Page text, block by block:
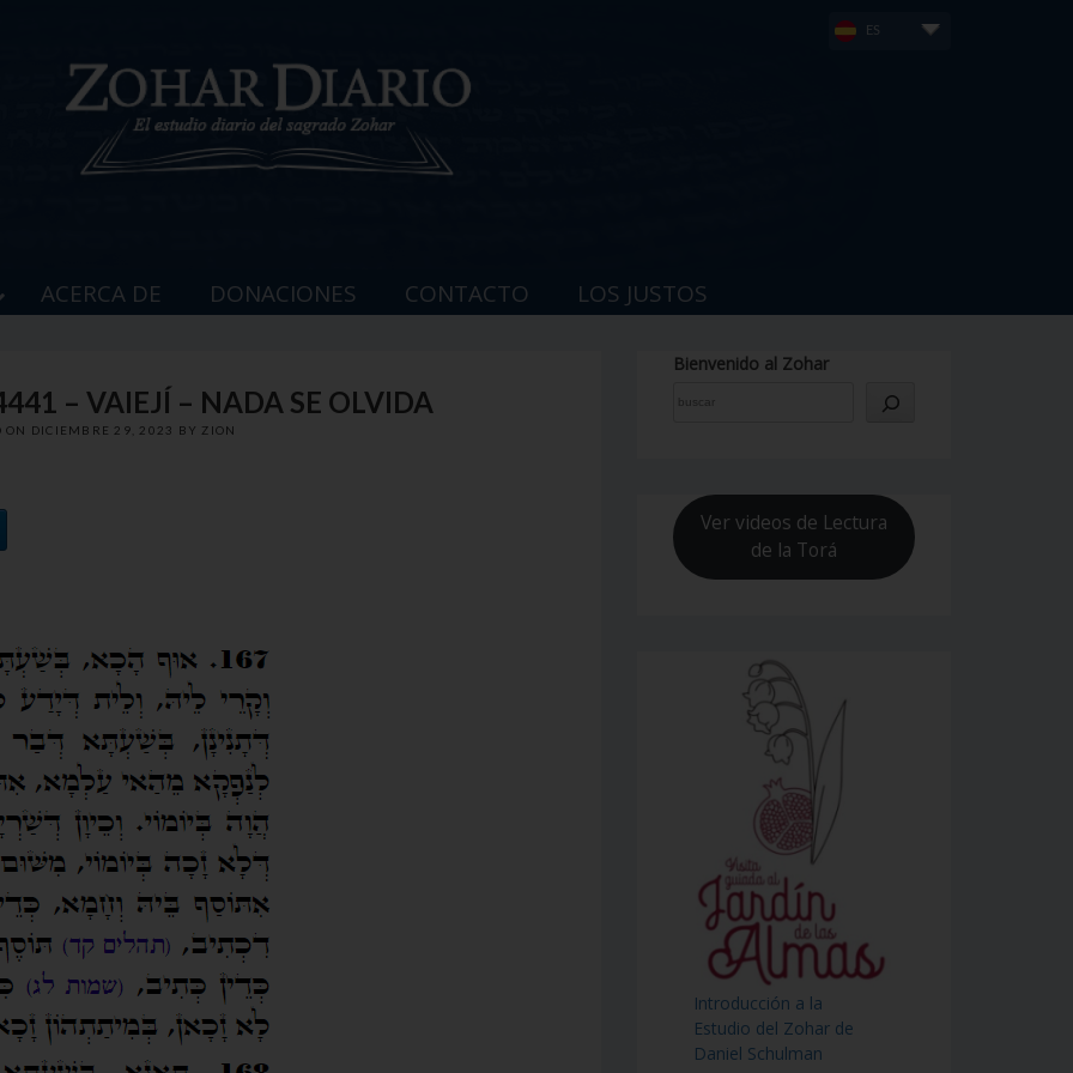
ES
ACERCA DE DONACIONES CONTACTO LOS JUSTOS
– VAIEJÍ – NADA SE OLVIDA
ON DICIEMBRE 29, 2023 BY ZION
Bienvenido al Zohar
Ver videos de Lectura
de la Torá
Introducción a la
Estudio del Zohar de
Daniel Schulman